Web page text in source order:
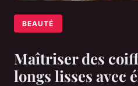
BEAUTÉ
Maîtriser des
longs lisses avec